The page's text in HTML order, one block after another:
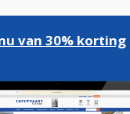
van 30% korting